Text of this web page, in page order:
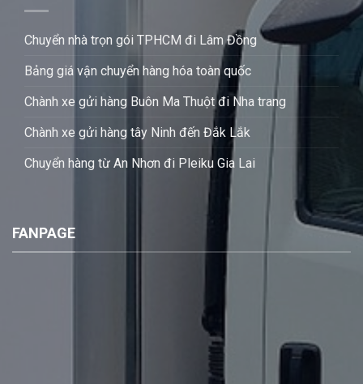
Chuyển nhà trọn gói TPHCM đi Lâm Đồng
Bảng giá vận chuyển hàng hóa toàn quốc
Chành xe gửi hàng Buôn Ma Thuột đi Nha trang
Chành xe gửi hàng tây Ninh đến Đắk Lắk
Chuyển hàng từ An Nhơn đi Pleiku Gia Lai
FANPAGE